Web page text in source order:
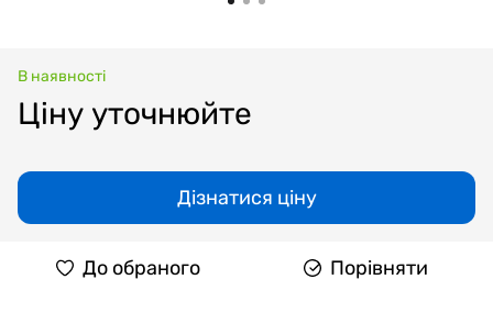
В наявності
Ціну уточнюйте
Дізнатися ціну
До обраного Порівняти